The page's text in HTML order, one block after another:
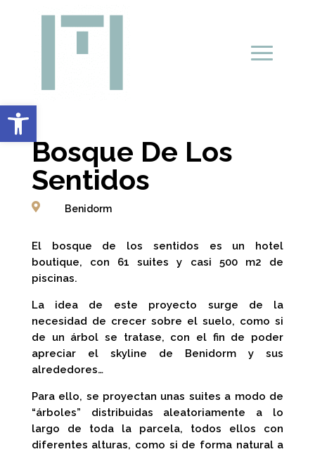
Abrir barra de herramientas
Bosque De Los
Sentidos
 Benidorm
El bosque de los sentidos es un hotel
boutique, con 61 suites y casi 500 m2 de
piscinas.
La idea de este proyecto surge de la
necesidad de crecer sobre el suelo, como si
de un árbol se tratase, con el fin de poder
apreciar el skyline de Benidorm y sus
alrededores…
Para ello, se proyectan unas suites a modo de
“árboles” distribuidas aleatoriamente a lo
largo de toda la parcela, todos ellos con
diferentes alturas, como si de forma natural a